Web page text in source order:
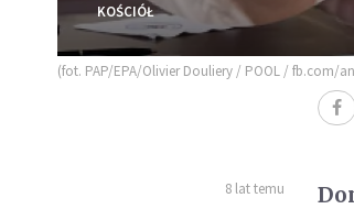
KOŚCIÓŁ
(fot. PAP/EPA/Olivier Douliery / POOL / fb.com/
8 lat temu